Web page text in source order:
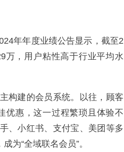
年年度业绩公告显示，截至2
万，用户粘性高于行业平均水
构建的会员系统。以往，顾客
优惠，这一过程繁琐且体验不
、小红书、支付宝、美团等多
为“全域联名会员”。